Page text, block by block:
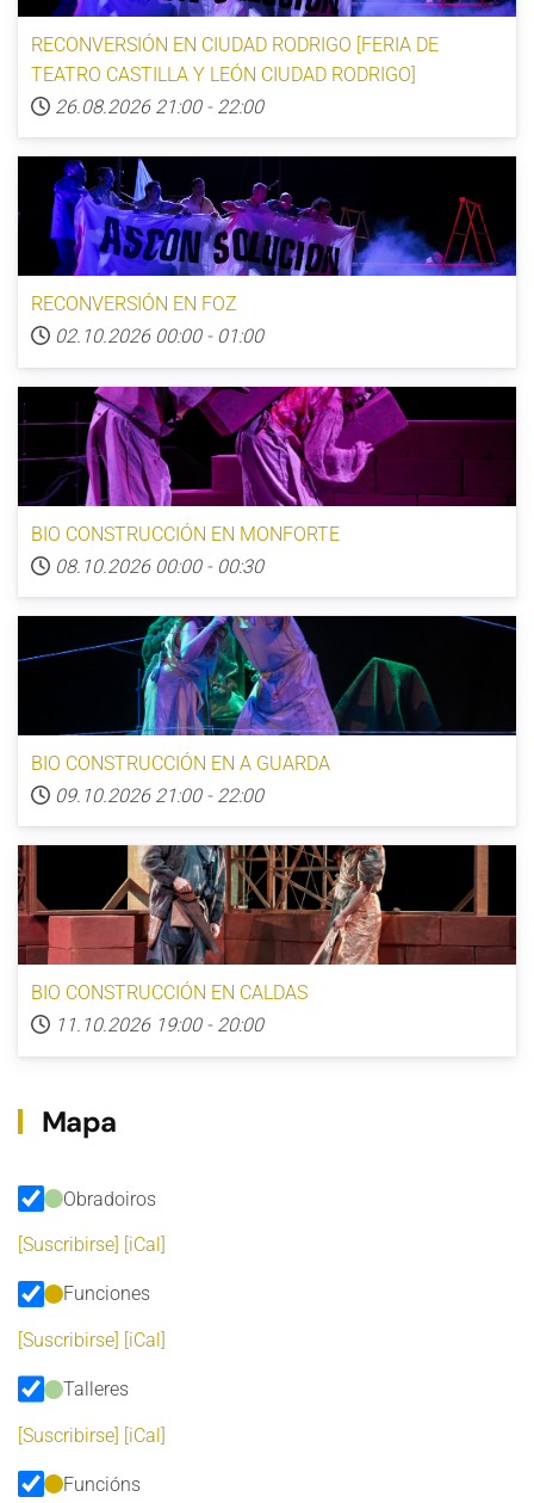
RECONVERSIÓN EN CIUDAD RODRIGO [FERIA DE
TEATRO CASTILLA Y LEÓN CIUDAD RODRIGO]
26.08.2026 21:00 - 22:00
RECONVERSIÓN EN FOZ
02.10.2026 00:00 - 01:00
BIO CONSTRUCCIÓN EN MONFORTE
08.10.2026 00:00 - 00:30
BIO CONSTRUCCIÓN EN A GUARDA
09.10.2026 21:00 - 22:00
BIO CONSTRUCCIÓN EN CALDAS
11.10.2026 19:00 - 20:00
Mapa
Obradoiros
[Suscribirse] [iCal]
Funciones
[Suscribirse] [iCal]
Talleres
[Suscribirse] [iCal]
Funcións